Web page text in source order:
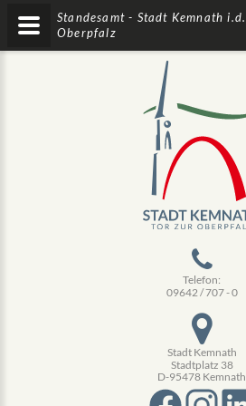
Telefon:
09642 / 707 - 0
Stadt Kemnath
Stadtplatz 38
D-95478 Kemnath
Standesamt - Stadt Kemnath i.d.
Oberpfalz